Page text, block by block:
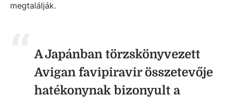
megtalálják.
A Japánban törzskönyvezett
Avigan favipiravir összetevője
hatékonynak bizonyult a